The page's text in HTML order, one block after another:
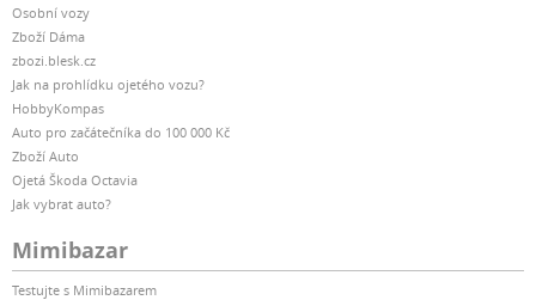
Osobní vozy
Zboží Dáma
zbozi.blesk.cz
Jak na prohlídku ojetého vozu?
HobbyKompas
Auto pro začátečníka do 100 000 Kč
Zboží Auto
Ojetá Škoda Octavia
Jak vybrat auto?
Mimibazar
Testujte s Mimibazarem